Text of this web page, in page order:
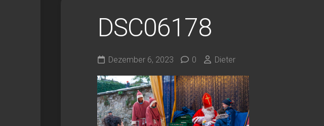
DSC06178
Dezember 6, 2023 0 Dieter